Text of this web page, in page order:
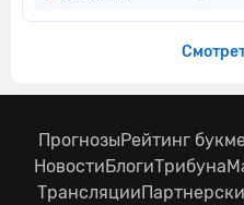
ПрогнозыРейтинг
НовостиБлогиТрибуна
Трансляции